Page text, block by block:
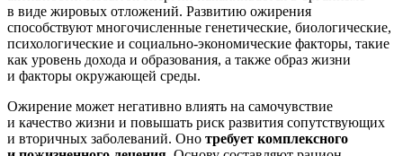
в виде жировых отложений. Развитию ожирения
способствуют многочисленные генетические, биологические,
психологические и социально-экономические факторы, такие
как уровень дохода и образования, а также образ жизни
и факторы окружающей среды.
Ожирение может негативно влиять на самочувствие
и качество жизни и повышать риск развития сопутствующих
и вторичных заболеваний. Оно требует комплексного